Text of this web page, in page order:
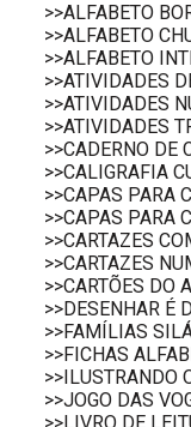
>>ALFABETO
>>ALFABETO
>>ALFABETO
>>ATIVIDADES
>>ATIVIDADES
>>ATIVIDADES
>>CADERNO DE
>>CALIGRAFIA
>>CAPAS PARA
>>CAPAS PARA
>>CARTAZES
>>CARTAZES
>>CARTÕES DO
>>DESENHAR É
>>FAMÍLIAS
>>FICHAS
>>ILUSTRANDO
>>JOGO DAS